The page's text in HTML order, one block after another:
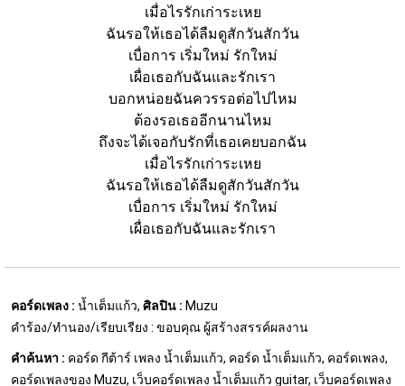
เมื่อไรรักเก่าระเหย
ฉันรอให้เธอได้ลืมดูสักวันสักวัน
เบื่อการ เริ่มใหม่ รักใหม่
เผื่อเธอกับฉันและรักเรา
บอกหน่อยฉันควรรอต่อไปไหม
ต้องรอเธออีกนานไหม
ถึงจะได้เจอกับรักที่เธอเคยบอกฉัน
เมื่อไรรักเก่าระเหย
ฉันรอให้เธอได้ลืมดูสักวันสักวัน
เบื่อการ เริ่มใหม่ รักใหม่
เผื่อเธอกับฉันและรักเรา
คอร์ดเพลง : น้ำเต็มแก้ว, ศิลปิน : Muzu
คำร้อง/ทำนอง/เรียบเรียง : ขอบคุณ ผู้สร้างสรรค์ผลงาน
คำค้นหา : คอร์ด กีต้าร์ เพลง น้ำเต็มแก้ว, คอร์ด น้ำเต็มแก้ว, คอร์ดเพลง,
คอร์ดเพลงของ Muzu, เว็บคอร์ดเพลง น้ำเต็มแก้ว guitar, เว็บคอร์ดเพลง